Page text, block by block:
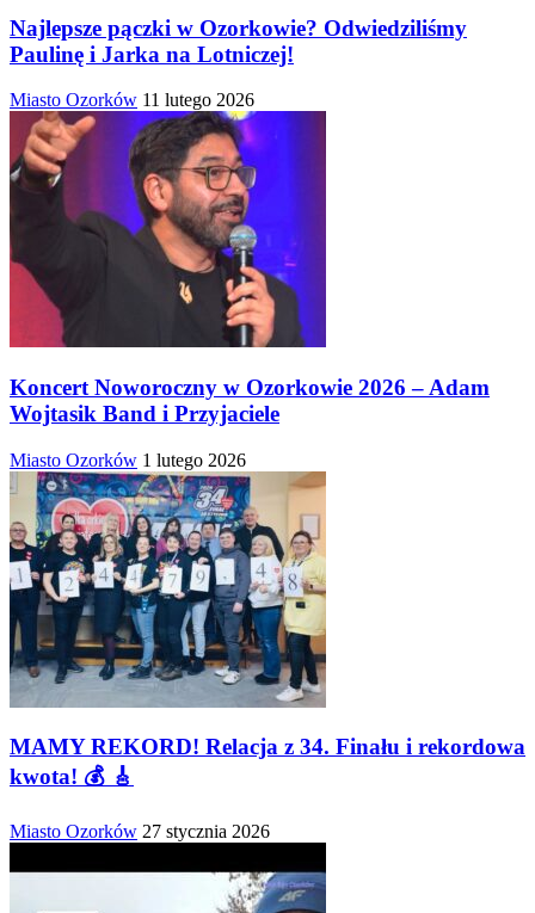
Najlepsze pączki w Ozorkowie? Odwiedziliśmy
Paulinę i Jarka na Lotniczej!
Miasto Ozorków 11 lutego 2026
Koncert Noworoczny w Ozorkowie 2026 – Adam
Wojtasik Band i Przyjaciele
Miasto Ozorków 1 lutego 2026
MAMY REKORD! Relacja z 34. Finału i rekordowa
kwota! 💰 🎸
Miasto Ozorków 27 stycznia 2026